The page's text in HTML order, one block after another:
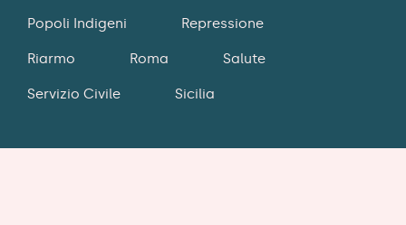
Popoli Indigeni Repressione
Riarmo Roma Salute
Servizio Civile Sicilia